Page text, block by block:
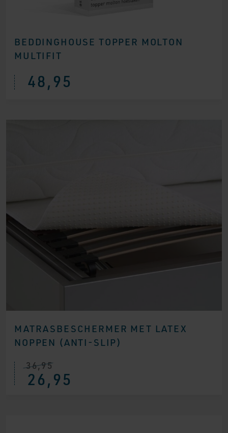
BEDDINGHOUSE TOPPER MOLTON
MULTIFIT
48,95
MATRASBESCHERMER MET LATEX
NOPPEN (ANTI-SLIP)
36,95
26,95